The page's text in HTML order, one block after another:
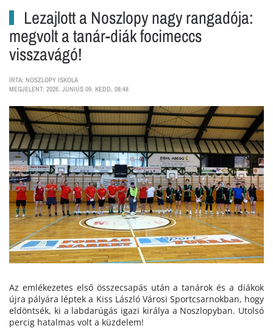
Lezajlott a Noszlopy nagy rangadója:
megvolt a tanár-diák focimeccs
visszavágó!
ÍRTA: NOSZLOPY ISKOLA
MEGJELENT: 2026. JÚNIUS 09. KEDD, 08:48
Az emlékezetes első összecsapás után a tanárok és a diákok
újra pályára léptek a Kiss László Városi Sportcsarnokban, hogy
eldöntsék, ki a labdarúgás igazi királya a Noszlopyban. Utolsó
percig hatalmas volt a küzdelem!